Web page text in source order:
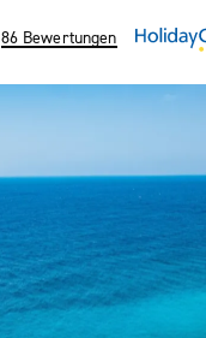
86 Bewertungen